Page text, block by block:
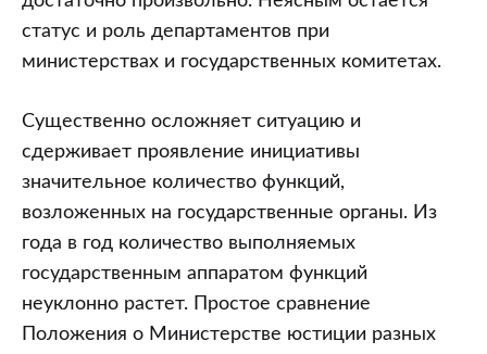
статус и роль департаментов при
министерствах и государственных комитетах.
Существенно осложняет ситуацию и
сдерживает проявление инициативы
значительное количество функций,
возложенных на государственные органы. Из
года в год количество выполняемых
государственным аппаратом функций
неуклонно растет. Простое сравнение
Положения о Министерстве юстиции разных